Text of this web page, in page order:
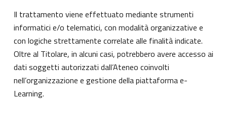
Il trattamento viene effettuato mediante strumenti
informatici e/o telematici, con modalità organizzative e
con logiche strettamente correlate alle finalità indicate.
Oltre al Titolare, in alcuni casi, potrebbero avere accesso ai
dati soggetti autorizzati dall’Ateneo coinvolti
nell’organizzazione e gestione della piattaforma e-
Learning.